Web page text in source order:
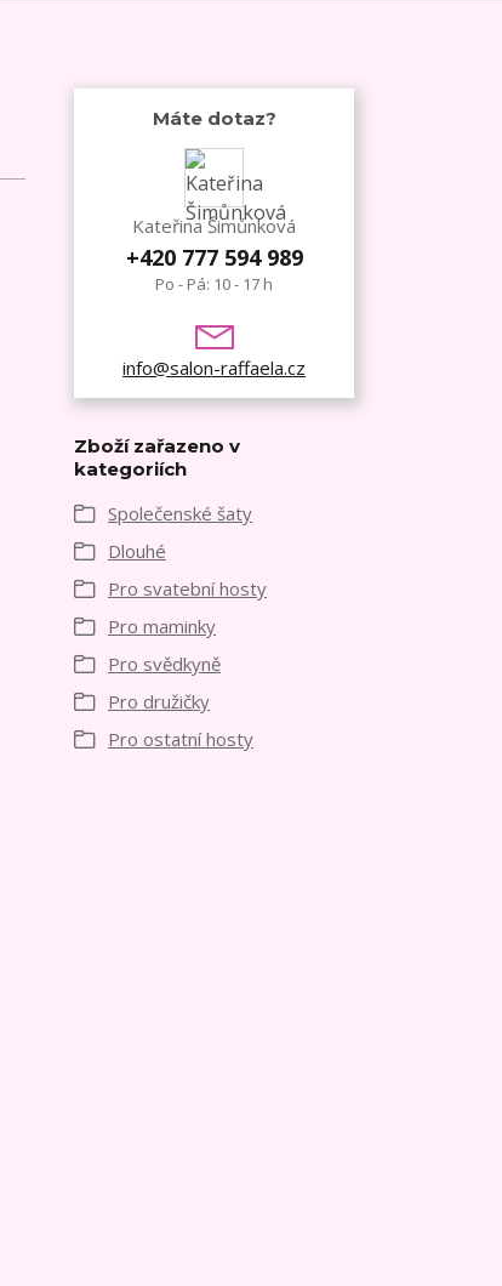
Máte dotaz?
Kateřina Šimůnková
+420 777 594 989
Po - Pá: 10 - 17 h
info@salon-raffaela.cz
Zboží zařazeno v
kategoriích
Společenské šaty
Dlouhé
Pro svatební hosty
Pro maminky
Pro svědkyně
Pro družičky
Pro ostatní hosty